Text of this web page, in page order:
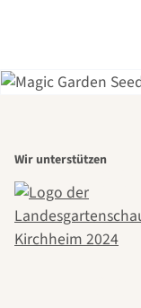
Wir unterstützen